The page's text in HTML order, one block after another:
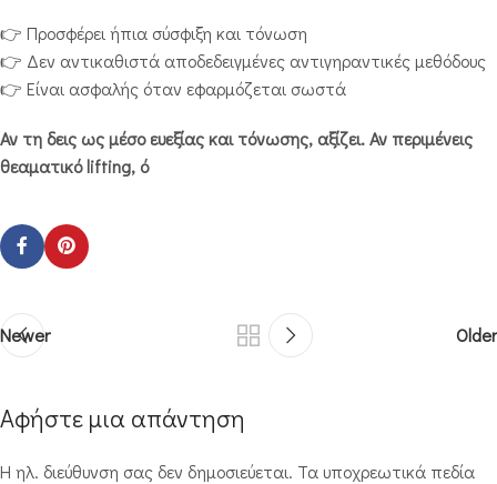
👉 Προσφέρει ήπια σύσφιξη και τόνωση
👉 Δεν αντικαθιστά αποδεδειγμένες αντιγηραντικές μεθόδους
👉 Είναι ασφαλής όταν εφαρμόζεται σωστά
Αν τη δεις ως μέσο ευεξίας και τόνωσης, αξίζει. Αν περιμένεις
θεαματικό lifting, ό
Newer Older
Αφήστε μια απάντηση
Η ηλ. διεύθυνση σας δεν δημοσιεύεται. Τα υποχρεωτικά πεδία